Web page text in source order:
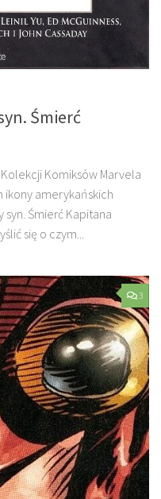
Śmierć
Komiksów Marvela
ikony amerykańskich
Śmierć Kapitana
się o czym...
3